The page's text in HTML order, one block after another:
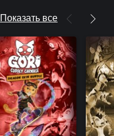
Показать все